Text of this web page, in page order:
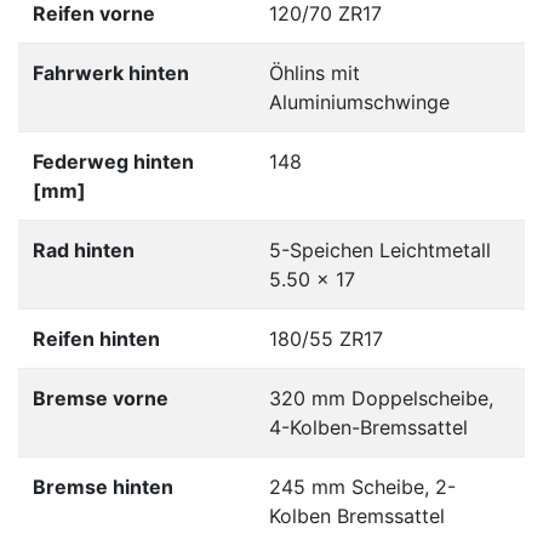
Reifen vorne 120/70 ZR17
Fahrwerk hinten
Öhlins mit
Aluminiumschwinge
Federweg hinten
[mm]
148
Rad hinten
5-Speichen Leichtmetall
5.50 x 17
Reifen hinten 180/55 ZR17
Bremse vorne
320 mm Doppelscheibe,
4-Kolben-Bremssattel
Bremse hinten
245 mm Scheibe, 2-
Kolben Bremssattel